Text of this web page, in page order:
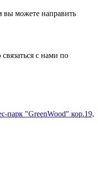
вы можете направить
с нами по
парк "GreenWood" кор.19,